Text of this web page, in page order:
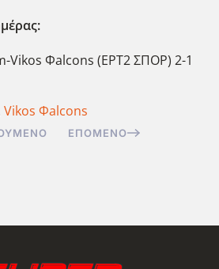
Vikos Φalcons (ΕΡΤ2 ΣΠΟΡ) 2-1
Vikos Φalcons
ΕΠΌΜΕΝΟ